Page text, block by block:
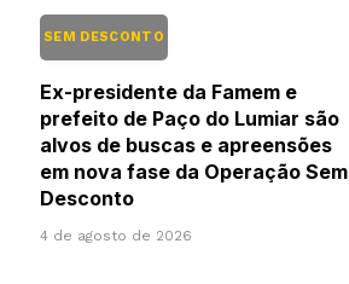
SEM DESCONTO
Ex-presidente da Famem e
prefeito de Paço do Lumiar são
alvos de buscas e apreensões
em nova fase da Operação Sem
Desconto
4 de agosto de 2026